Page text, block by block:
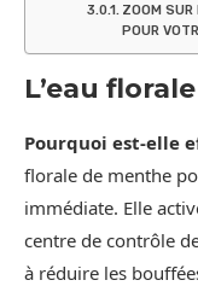
ZOOM SUR
POUR
L’eau
Pourquoi est-elle
florale de menthe
immédiate. Elle
centre de contrôle
à réduire les